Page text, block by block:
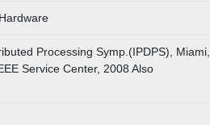
Processing Symp.(IPDPS), Miami,
Service Center, 2008 Also